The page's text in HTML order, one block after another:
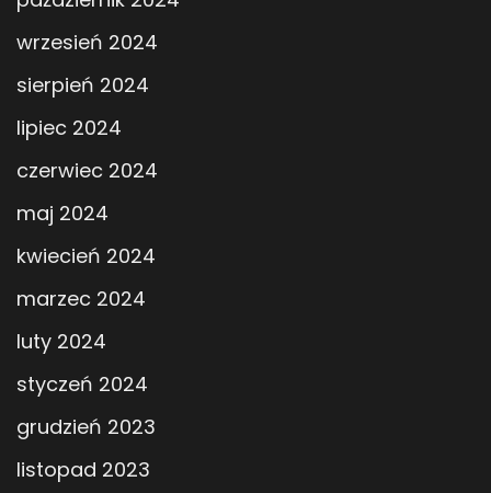
wrzesień 2024
sierpień 2024
lipiec 2024
czerwiec 2024
maj 2024
kwiecień 2024
marzec 2024
luty 2024
styczeń 2024
grudzień 2023
listopad 2023